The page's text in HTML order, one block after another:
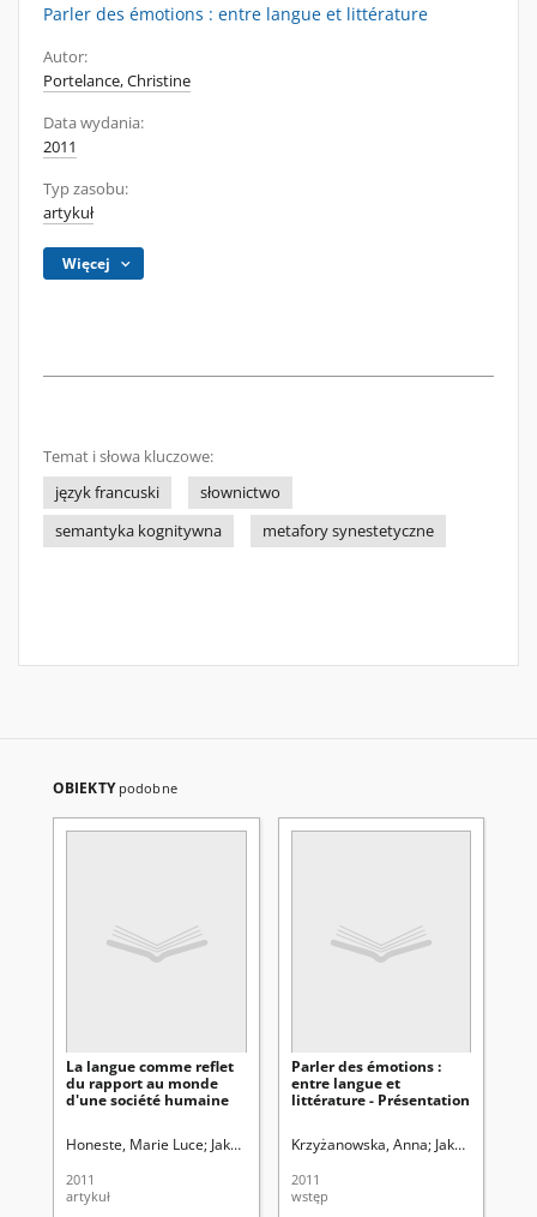
Parler des émotions : entre langue et littérature
Autor:
Portelance, Christine
Data wydania:
2011
Typ zasobu:
artykuł
Więcej
Temat i słowa kluczowe:
język francuski
słownictwo
semantyka kognitywna
metafory synestetyczne
OBIEKTY podobne
La langue comme reflet
du rapport au monde
d'une société humaine
Honeste, Marie Luce Jakubczuk, Renata. Red. Krzyżanowska, Anna.
2011
artykuł
Parler des émotions :
entre langue et
littérature - Présentation
Krzyżanowska, Anna Jakubczuk,
2011
wstęp